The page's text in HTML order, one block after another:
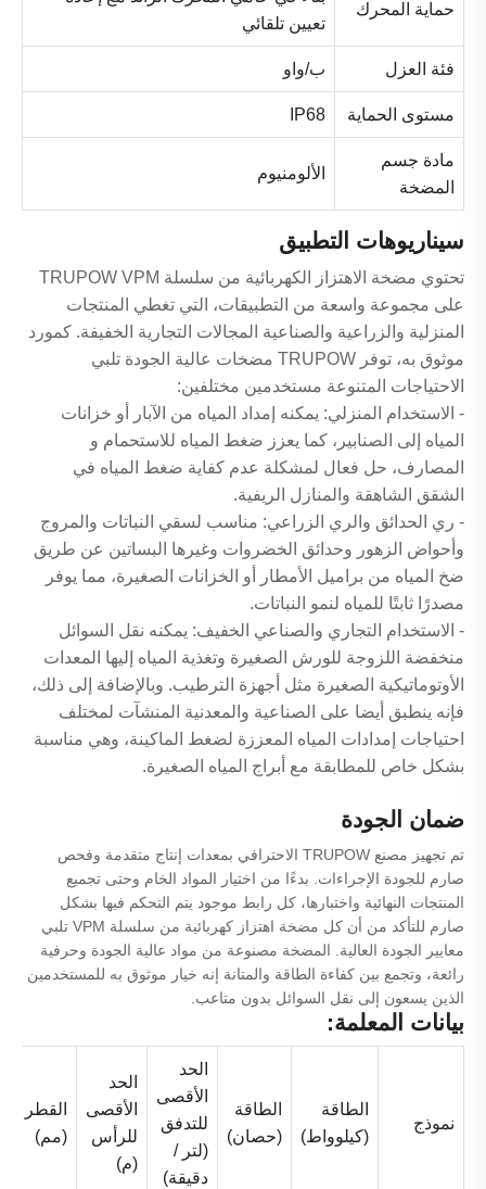
حماية المحرك
تعيين تلقائي
فئة العزل ب/واو
مستوى الحماية IP68
مادة جسم
المضخة
الألومنيوم
سيناريوهات التطبيق
تحتوي مضخة الاهتزاز الكهربائية من سلسلة TRUPOW VPM
على مجموعة واسعة من التطبيقات، التي تغطي المنتجات
المنزلية والزراعية والصناعية المجالات التجارية الخفيفة. كمورد
موثوق به، توفر TRUPOW مضخات عالية الجودة تلبي
الاحتياجات المتنوعة مستخدمين مختلفين:
- الاستخدام المنزلي: يمكنه إمداد المياه من الآبار أو خزانات
المياه إلى الصنابير، كما يعزز ضغط المياه للاستحمام و
المصارف، حل فعال لمشكلة عدم كفاية ضغط المياه في
الشقق الشاهقة والمنازل الريفية.
- ري الحدائق والري الزراعي: مناسب لسقي النباتات والمروج
وأحواض الزهور وحدائق الخضروات وغيرها البساتين عن طريق
ضخ المياه من براميل الأمطار أو الخزانات الصغيرة، مما يوفر
مصدرًا ثابتًا للمياه لنمو النباتات.
- الاستخدام التجاري والصناعي الخفيف: يمكنه نقل السوائل
منخفضة اللزوجة للورش الصغيرة وتغذية المياه إليها المعدات
الأوتوماتيكية الصغيرة مثل أجهزة الترطيب. وبالإضافة إلى ذلك،
فإنه ينطبق أيضا على الصناعية والمعدنية المنشآت لمختلف
احتياجات إمدادات المياه المعززة لضغط الماكينة، وهي مناسبة
بشكل خاص للمطابقة مع أبراج المياه الصغيرة.
ضمان الجودة
تم تجهيز مصنع TRUPOW الاحترافي بمعدات إنتاج متقدمة وفحص
صارم للجودة الإجراءات. بدءًا من اختيار المواد الخام وحتى تجميع
المنتجات النهائية واختبارها، كل رابط موجود يتم التحكم فيها بشكل
صارم للتأكد من أن كل مضخة اهتزاز كهربائية من سلسلة VPM تلبي
معايير الجودة العالية. المضخة مصنوعة من مواد عالية الجودة وحرفية
رائعة، وتجمع بين كفاءة الطاقة والمتانة إنه خيار موثوق به للمستخدمين
الذين يسعون إلى نقل السوائل بدون متاعب.
بيانات المعلمة:
نموذج
الطاقة
(كيلوواط)
الطاقة
(حصان)
الحد
الأقصى
للتدفق
(لتر /
دقيقة)
الحد
الأقصى
للرأس
(م)
القطر
(مم)